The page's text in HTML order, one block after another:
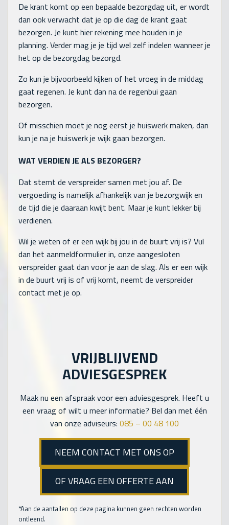
De krant komt op een bepaalde bezorgdag uit, er wordt
dan ook verwacht dat je op die dag de krant gaat
bezorgen. Je kunt hier rekening mee houden in je
planning. Verder mag je je tijd wel zelf indelen wanneer je
het op de bezorgdag bezorgd.
Zo kun je bijvoorbeeld kijken of het vroeg in de middag
gaat regenen. Je kunt dan na de regenbui gaan
bezorgen.
Of misschien moet je nog eerst je huiswerk maken, dan
kun je na je huiswerk je wijk gaan bezorgen.
WAT VERDIEN JE ALS BEZORGER?
Dat stemt de verspreider samen met jou af. De
vergoeding is namelijk afhankelijk van je bezorgwijk en
de tijd die je daaraan kwijt bent. Maar je kunt lekker bij
verdienen.
Wil je weten of er een wijk bij jou in de buurt vrij is? Vul
dan het aanmeldformulier in, onze aangesloten
verspreider gaat dan voor je aan de slag. Als er een wijk
in de buurt vrij is of vrij komt, neemt de verspreider
contact met je op.
VRIJBLIJVEND
ADVIESGESPREK
Maak nu een afspraak voor een adviesgesprek. Heeft u
een vraag of wilt u meer informatie? Bel dan met één
van onze adviseurs: 085 – 00 48 100
NEEM CONTACT MET ONS OP
OF VRAAG EEN OFFERTE AAN
*Aan de aantallen op deze pagina kunnen geen rechten worden
ontleend.